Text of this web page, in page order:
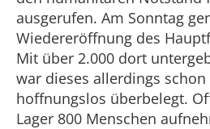
ausgerufen. Am Sonntag
Wiedereröffnung des
Mit über 2.000 dort
war dieses allerdings
hoffnungslos überbelegt.
Lager 800 Menschen